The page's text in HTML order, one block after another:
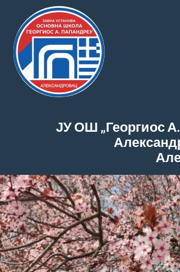
ЈУ ОШ „Георгиос